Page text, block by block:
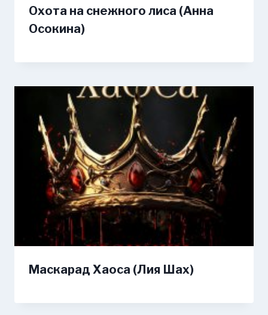
Охота на снежного лиса (Анна
Осокина)
Маскарад Хаоса (Лия Шах)